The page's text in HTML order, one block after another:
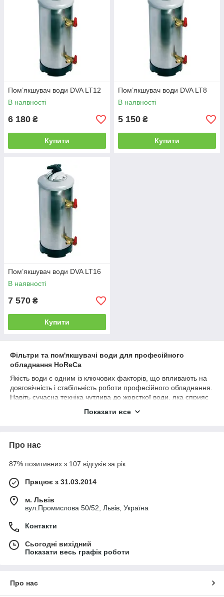
Пом’якшувач води DVA LT12
В наявності
6 180 ₴
Купити
Пом’якшувач води DVA LT8
В наявності
5 150 ₴
Купити
Пом’якшувач води DVA LT16
В наявності
7 570 ₴
Купити
Фільтри та пом'якшувачі води для професійного
обладнання HoReCa
Якість води є одним із ключових факторів, що впливають на
довговічність і стабільність роботи професійного обладнання.
Навіть сучасна техніка чутлива до жорсткої води, яка сприяє
парогенераторах, бойлерах та внутрішніх компонентах
додаткових витрат на ремонт.
жорсткості, видалити небажані домішки та забезпечити
оптимальні умови експлуатації обладнання. Такі системи є
рекомендованими для більшості професійних посудомийних
машин, пароконвектоматів, конвекційних печей і кавового
обладнання.
⚙ ОСНОВНІ ВАРІАНТИ
пом'якшувачі води для посудомийних машин;
Показати все
Про нас
87% позитивних з 107 відгуків за рік
Працює з 31.03.2014
м. Львів
вул.Промислова 50/52, Львів, Україна
Контакти
Сьогодні вихідний
Показати весь графік роботи
Про нас